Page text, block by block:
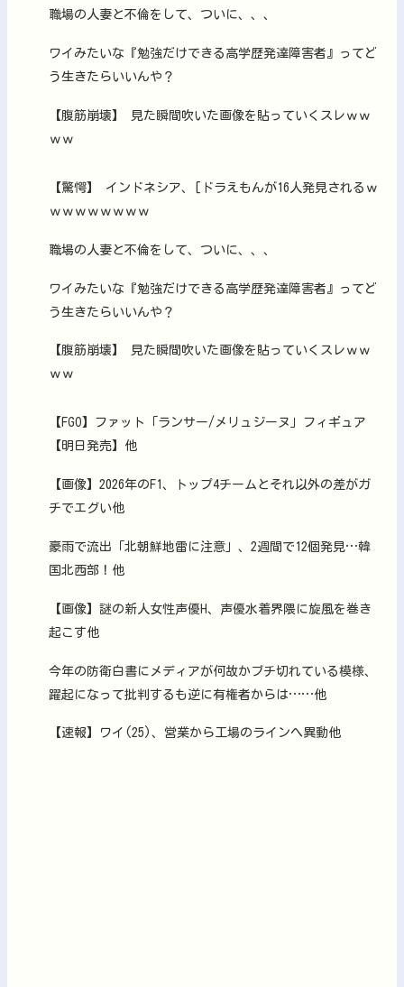
職場の人妻と不倫をして、ついに、、、
ワイみたいな『勉強だけできる高学歴発達障害者』ってど
う生きたらいいんや？
【腹筋崩壊】 見た瞬間吹いた画像を貼っていくスレｗｗ
ｗｗ
【驚愕】 インドネシア、[ドラえもんが16人発見されるｗ
ｗｗｗｗｗｗｗｗ
職場の人妻と不倫をして、ついに、、、
ワイみたいな『勉強だけできる高学歴発達障害者』ってど
う生きたらいいんや？
【腹筋崩壊】 見た瞬間吹いた画像を貼っていくスレｗｗ
ｗｗ
【FGO】ファット「ランサー/メリュジーヌ」フィギュア
【明日発売】他
【画像】2026年のF1、トップ4チームとそれ以外の差がガ
チでエグい他
豪雨で流出「北朝鮮地雷に注意」、2週間で12個発見…韓
国北西部！他
【画像】謎の新人女性声優H、声優水着界隈に旋風を巻き
起こす他
今年の防衛白書にメディアが何故かブチ切れている模様、
躍起になって批判するも逆に有権者からは……他
【速報】ワイ(25)、営業から工場のラインへ異動他